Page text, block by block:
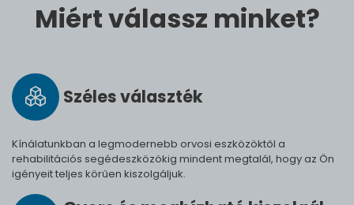
Miért válassz minket?
Széles vá­lasz­ték
Kínálatunkban a legmodernebb orvosi eszközöktől a
rehabilitációs segédeszközökig mindent megtalál, hogy az Ön
igényeit teljes körűen kiszolgáljuk.